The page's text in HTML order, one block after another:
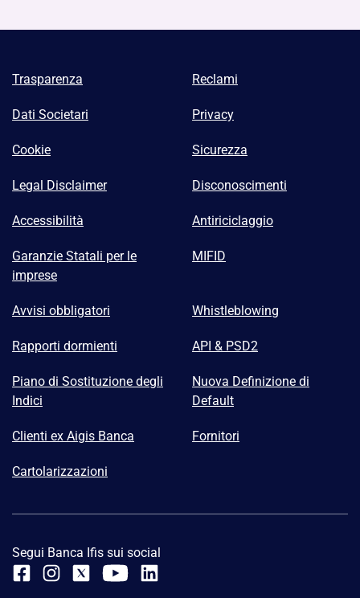
Trasparenza Reclami
Dati Societari Privacy
Cookie Sicurezza
Legal Disclaimer Disconoscimenti
Accessibilità Antiriciclaggio
Garanzie Statali per le
imprese
MIFID
Avvisi obbligatori Whistleblowing
Rapporti dormienti API & PSD2
Piano di Sostituzione degli
Indici
Nuova Definizione di
Default
Clienti ex Aigis Banca Fornitori
Cartolarizzazioni
Segui Banca Ifis sui social